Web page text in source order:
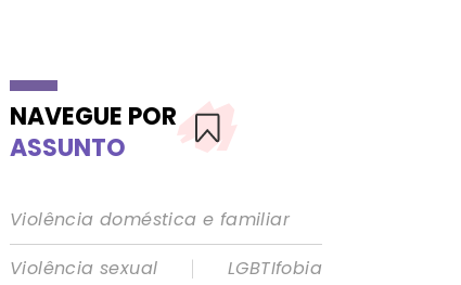
NAVEGUE POR
ASSUNTO
Violência doméstica e familiar
Violência sexual
|
LGBTIfobia